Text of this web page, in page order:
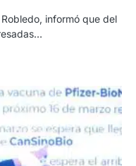
informó que del